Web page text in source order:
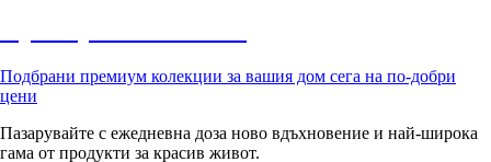
Подбрани премиум колекции за вашия дом сега на по-добри
цени
Пазарувайте с ежедневна доза ново вдъхновение и най-широка
гама от продукти за красив живот.